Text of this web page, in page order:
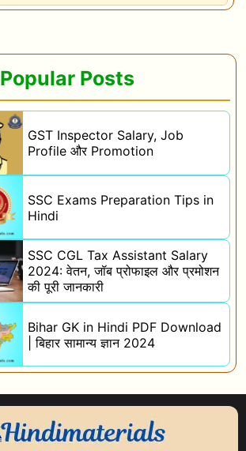
Popular Posts
GST Inspector Salary, Job
Profile और Promotion
SSC Exams Preparation Tips in
Hindi
SSC CGL Tax Assistant Salary
2024: वेतन, जॉब प्रोफाइल और प्रमोशन
की पूरी जानकारी
Bihar GK in Hindi PDF Download
| बिहार सामान्य ज्ञान 2024